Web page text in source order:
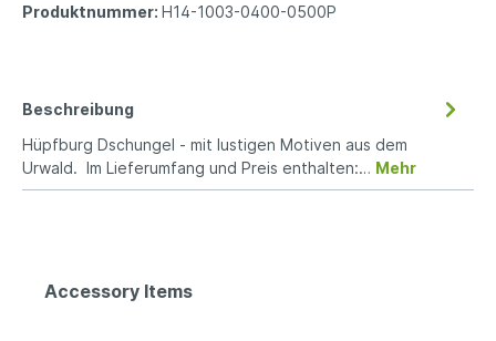
Produktnummer: H14-1003-0400-0500P
Beschreibung
Hüpfburg Dschungel - mit lustigen Motiven aus dem
Urwald. Im Lieferumfang und Preis enthalten:… Mehr
Accessory Items